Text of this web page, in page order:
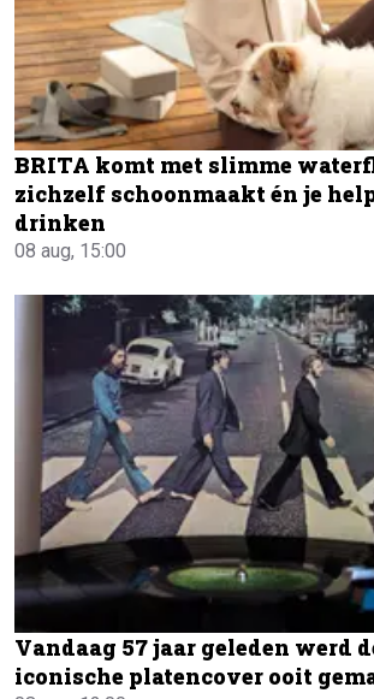
BRITA komt met slimme
zichzelf schoonmaakt én je
drinken
08 aug, 15:00
Vandaag 57 jaar geleden werd
iconische platencover ooit